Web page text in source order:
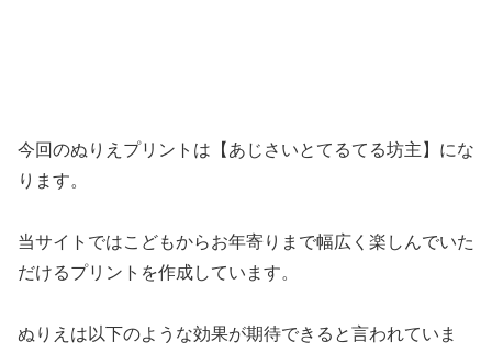
今回のぬりえプリントは【あじさいとてるてる坊主】にな
ります。
当サイトではこどもからお年寄りまで幅広く楽しんでいた
だけるプリントを作成しています。
ぬりえは以下のような効果が期待できると言われていま